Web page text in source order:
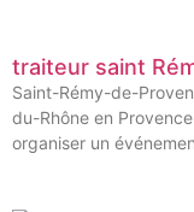
traiteur saint
Saint-Rémy-de-
du-Rhône en
organiser un